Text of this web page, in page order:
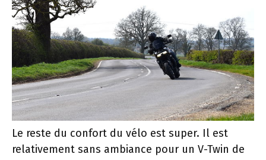
Le reste du confort du vélo est super. Il est
relativement sans ambiance pour un V-Twin de